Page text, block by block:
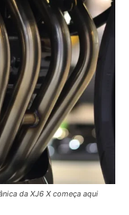
da XJ6 X começa aqui